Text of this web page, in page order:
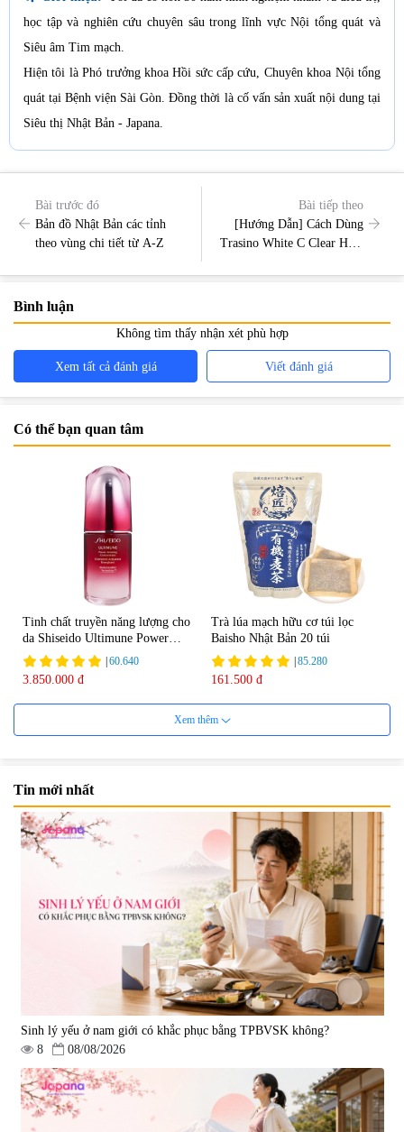
học tập và nghiên cứu chuyên sâu trong lĩnh vực Nội tổng quát và
Siêu âm Tim mạch.
Hiện tôi là Phó trưởng khoa Hồi sức cấp cứu, Chuyên khoa Nội tổng
quát tại Bệnh viện Sài Gòn. Đồng thời là cố vấn sản xuất nội dung tại
Siêu thị Nhật Bản - Japana.
Bài trước đó
Bản đồ Nhật Bản các tỉnh
theo vùng chi tiết từ A-Z
Bài tiếp theo
[Hướng Dẫn] Cách Dùng
Trasino White C Clear Hiệu
Bình luận
Không tìm thấy nhận xét phù hợp
Xem tất cả đánh giá Viết đánh giá
Có thể bạn quan tâm
Tinh chất truyền năng lượng cho
da Shiseido Ultimune Power
75ml
60.640
3.850.000 đ
Trà lúa mạch hữu cơ túi lọc
Baisho Nhật Bản 20 túi
85.280
161.500 đ
Viên uống bổ não Ribeto Shoji
57.920
1.450.000 đ
Viên nang uống cải thiện thị lực,
trí nhớ DHA + EPA + Flaxseed
Oil 30 viên/gói - Date 02/2027
|52.346
225.000 đ
Tẩy tế bào chết Nichiei Bussan
Nano NMN+ Peeling Gel
Viên uống hỗ trợ bền thành
mạch, ngừa tai biến Elastin Plus
Xem thêm
Tin mới nhất
Sinh lý yếu ở nam giới có khắc phục bằng TPBVSK không?
8
08/08/2026